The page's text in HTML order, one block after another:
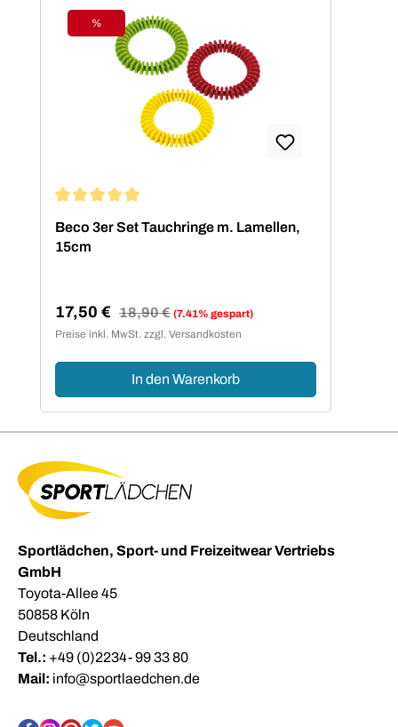
Rabatt
%
Beco 3er Set Tauchringe m. Lamellen,
15cm
Verkaufspreis:
17,50 € Regulärer Preis:
18,90 € (7.41% gespart)
Preise inkl. MwSt. zzgl. Versandkosten
In den Warenkorb
Sportlädchen, Sport- und Freizeitwear Vertriebs
GmbH
Toyota-Allee 45
50858 Köln
Deutschland
Tel.: +49 (0)2234- 99 33 80
Mail: info@sportlaedchen.de